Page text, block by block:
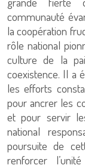
communauté
la coopération
rôle national
culture de la
coexistence. Il a
les efforts
pour ancrer les
et pour servir
national
poursuite de
renforcer